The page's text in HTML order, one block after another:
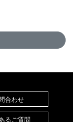
合わせ
るご質問